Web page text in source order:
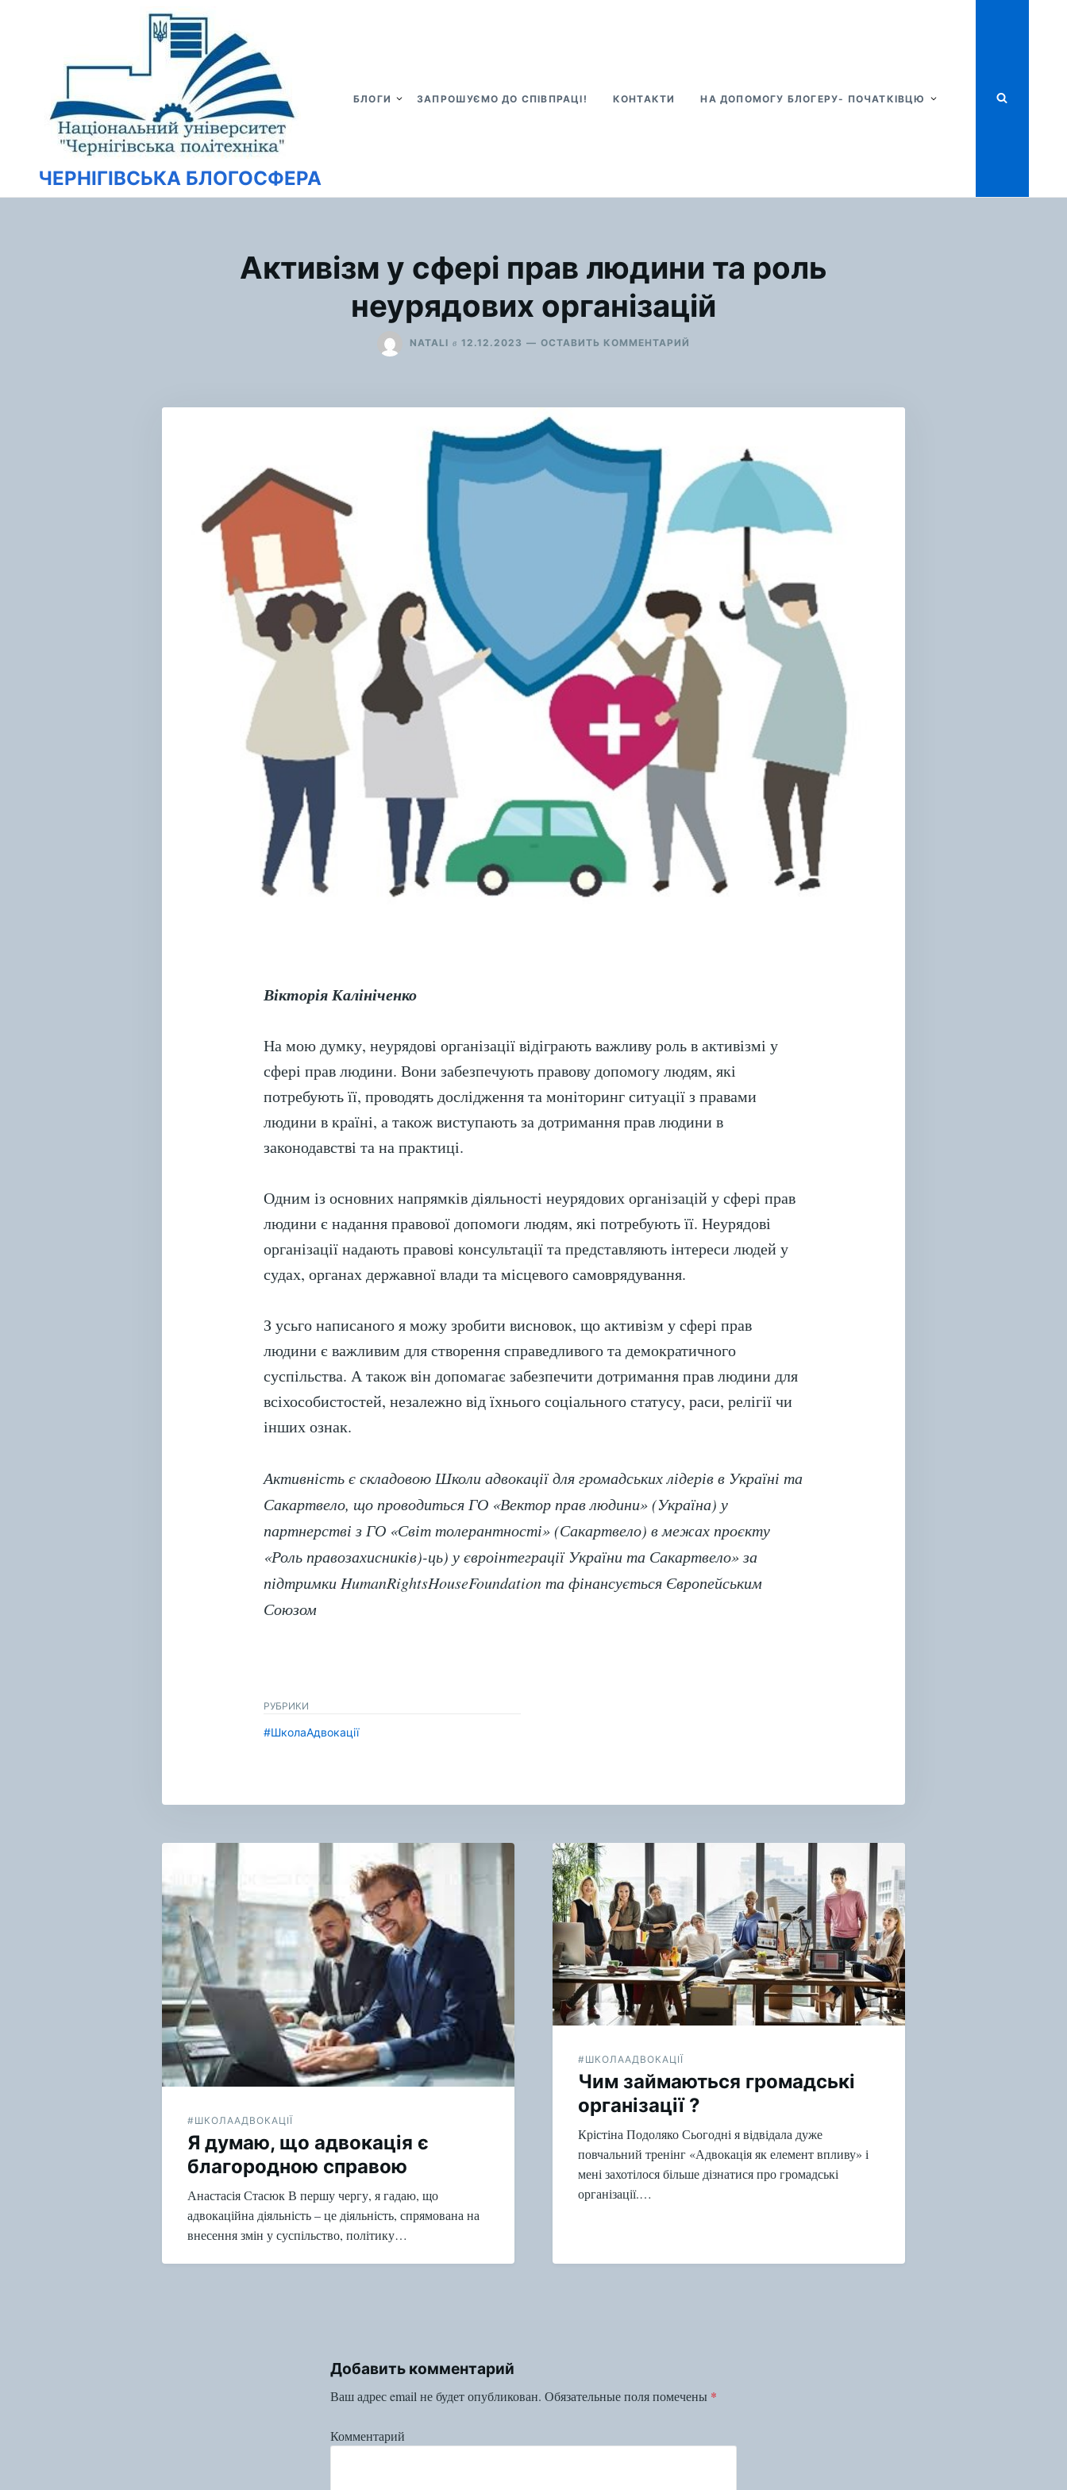
содержимому
ЧЕРНІГІВСЬКА БЛОГОСФЕРА
БЛОГИ ЗАПРОШУЄМО ДО СПІВПРАЦІ! КОНТАКТИ НА ДОПОМОГУ БЛОГЕРУ- ПОЧАТКІВЦЮ
Активізм у сфері прав людини та роль
неурядових організацій
NATALI в 12.12.2023 ОСТАВИТЬ КОММЕНТАРИЙ
НЕУРЯДОВИХ
ОРГАНІЗАЦІЙ
Вікторія Калініченко
На мою думку, неурядові організації відіграють важливу роль в активізмі у
сфері прав людини. Вони забезпечують правову допомогу людям, які
потребують її, проводять дослідження та моніторинг ситуації з правами
людини в країні, а також виступають за дотримання прав людини в
законодавстві та на практиці.
Одним із основних напрямків діяльності неурядових організацій у сфері прав
людини є надання правової допомоги людям, які потребують її. Неурядові
організації надають правові консультації та представляють інтереси людей у
судах, органах державної влади та місцевого самоврядування.
З усьго написаного я можу зробити висновок, що активізм у сфері прав
людини є важливим для створення справедливого та демократичного
суспільства. А також він допомагає забезпечити дотримання прав людини для
всіхособистостей, незалежно від їхнього соціального статусу, раси, релігії чи
інших ознак.
Активність є складовою Школи адвокації для громадських лідерів в Україні та
Сакартвело, що проводиться ГО «Вектор прав людини» (Україна) у
партнерстві з ГО «Світ толерантності» (Сакартвело) в межах проєкту
«Роль правозахисників)-ць) у євроінтеграції України та Сакартвело» за
підтримки HumanRightsHouseFoundation та фінансується Європейським
Союзом
РУБРИКИ
#ШколаАдвокації
Навигация
по
записям
#ШКОЛААДВОКАЦІЇ
Я думаю, що адвокація є
благородною справою
Анастасія Стасюк В першу чергу, я гадаю, що
адвокаційна діяльність – це діяльність, спрямована на
внесення змін у суспільство, політику…
#ШКОЛААДВОКАЦІЇ
Чим займаються громадські
організації ?
Крістіна Подоляко Сьогодні я відвідала дуже
повчальний тренінг «Адвокація як елемент впливу» і
мені захотілося більше дізнатися про громадські
організації.…
Добавить комментарий
Ваш адрес email не будет опубликован. Обязательные поля помечены *
Комментарий